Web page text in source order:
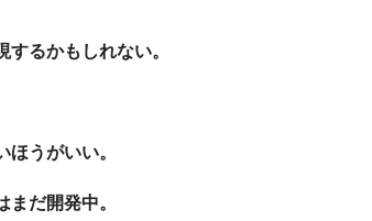
るかもしれない。
うがいい。
だ開発中。